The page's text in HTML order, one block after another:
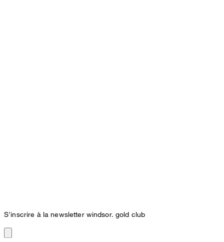
S'inscrire à la newsletter windsor. gold club